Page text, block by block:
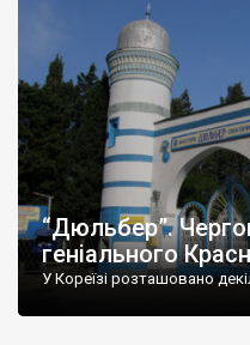
“Дюльбер”.
геніального
У Кореїзі розташовано